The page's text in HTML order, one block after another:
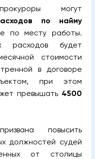
могут
по найму
по месту работы.
расходов будет
стоимости
в договоре
при этом
превышать 4500
повысить
должностей судей
от столицы